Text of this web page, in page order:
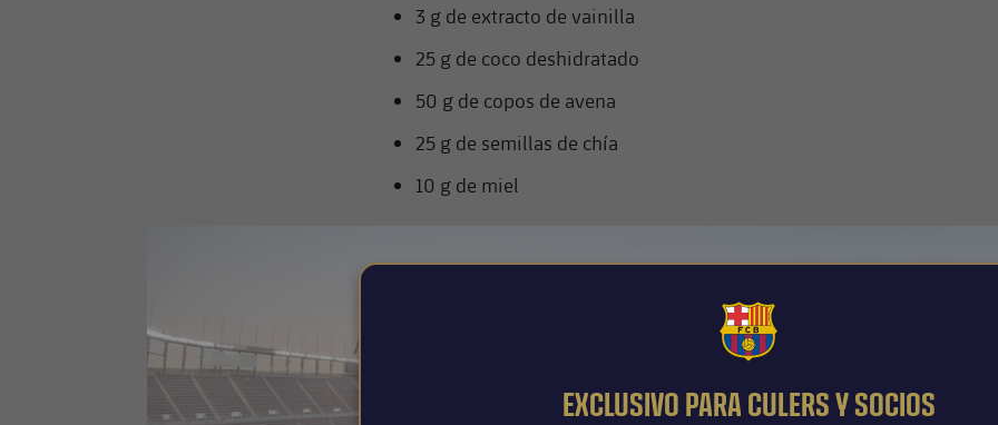
3 g de extracto de vainilla
25 g de coco deshidratado
50 g de copos de avena
25 g de semillas de chía
10 g de miel
FCB Barcelona badge
EXCLUSIVO PARA CULERS Y SOCIOS